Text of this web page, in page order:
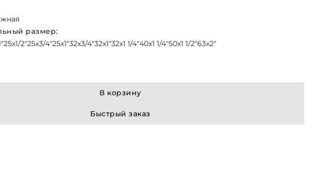
размер:
25x1/2"25х3/4"25x1"32x3/4"32x1"32x1 1/4"40x1 1/4"50x1 1/2"63x2"
В корзину
Быстрый заказ